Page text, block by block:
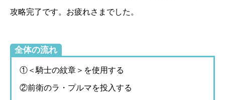
攻略完了です。お疲れさまでした。
全体の流れ
①＜騎士の紋章＞を使用する
②前衛のラ・プルマを投入する